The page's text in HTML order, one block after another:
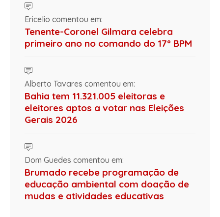
Ericelio comentou em:
Tenente-Coronel Gilmara celebra
primeiro ano no comando do 17º BPM
Alberto Tavares comentou em:
Bahia tem 11.321.005 eleitoras e
eleitores aptos a votar nas Eleições
Gerais 2026
Dom Guedes comentou em:
Brumado recebe programação de
educação ambiental com doação de
mudas e atividades educativas